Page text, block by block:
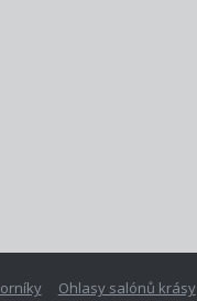
Ohlasy salónů krásy